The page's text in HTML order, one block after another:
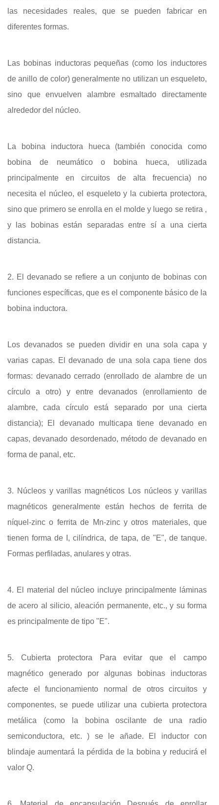
las necesidades reales, que se pueden fabricar en
diferentes formas.
Las bobinas inductoras pequeñas (como los inductores
de anillo de color) generalmente no utilizan un esqueleto,
sino que envuelven alambre esmaltado directamente
alrededor del núcleo.
La bobina inductora hueca (también conocida como
bobina de neumático o bobina hueca, utilizada
principalmente en circuitos de alta frecuencia) no
necesita el núcleo, el esqueleto y la cubierta protectora,
sino que primero se enrolla en el molde y luego se retira ,
y las bobinas están separadas entre sí a una cierta
distancia.
2. El devanado se refiere a un conjunto de bobinas con
funciones específicas, que es el componente básico de la
bobina inductora.
Los devanados se pueden dividir en una sola capa y
varias capas. El devanado de una sola capa tiene dos
formas: devanado cerrado (enrollado de alambre de un
círculo a otro) y entre devanados (enrollamiento de
alambre, cada círculo está separado por una cierta
distancia); El devanado multicapa tiene devanado en
capas, devanado desordenado, método de devanado en
forma de panal, etc.
3. Núcleos y varillas magnéticos Los núcleos y varillas
magnéticos generalmente están hechos de ferrita de
níquel-zinc o ferrita de Mn-zinc y otros materiales, que
tienen forma de I, cilíndrica, de tapa, de "E", de tanque.
Formas perfiladas, anulares y otras.
4. El material del núcleo incluye principalmente láminas
de acero al silicio, aleación permanente, etc., y su forma
es principalmente de tipo "E".
5. Cubierta protectora Para evitar que el campo
magnético generado por algunas bobinas inductoras
afecte el funcionamiento normal de otros circuitos y
componentes, se puede utilizar una cubierta protectora
metálica (como la bobina oscilante de una radio
semiconductora, etc. ) se le añade. El inductor con
blindaje aumentará la pérdida de la bobina y reducirá el
valor Q.